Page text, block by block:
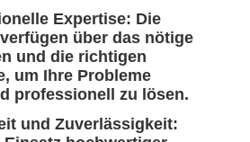
Expertise: Die
über das nötige
und die richtigen
um Ihre Probleme
professionell zu lösen.
und Zuverlässigkeit: